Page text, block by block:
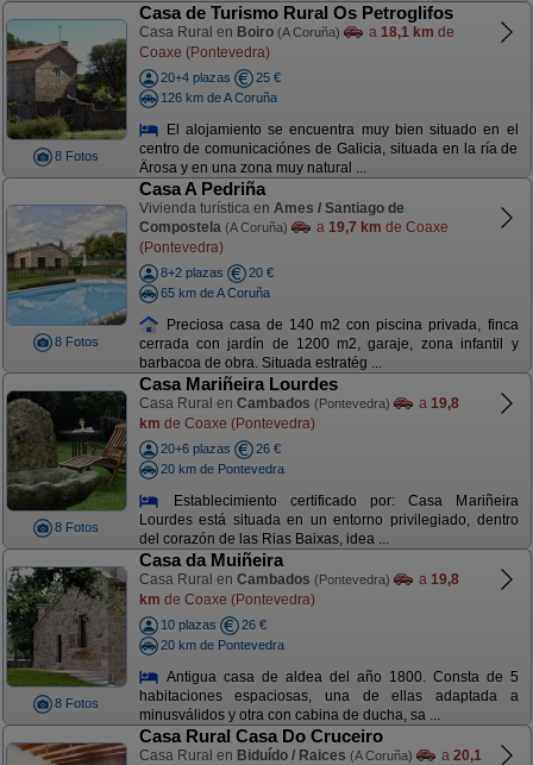
8 Fotos
Casa de Turismo Rural Os Petroglifos
Casa Rural en Boiro (A Coruña) a 18,1 km de
Coaxe (Pontevedra)
20+4 plazas
25 €
126 km de A Coruña
El alojamiento se encuentra muy bien situado en el
centro de comunicaciónes de Galicia, situada en la ría de
Ärosa y en una zona muy natural ...
8 Fotos
Casa A Pedriña
Vivienda turística en Ames / Santiago de
Compostela (A Coruña) a 19,7 km de Coaxe
(Pontevedra)
8+2 plazas
20 €
65 km de A Coruña
Preciosa casa de 140 m2 con piscina privada, finca
cerrada con jardín de 1200 m2, garaje, zona infantil y
barbacoa de obra. Situada estratég ...
8 Fotos
Casa Mariñeira Lourdes
Casa Rural en Cambados (Pontevedra) a 19,8
km de Coaxe (Pontevedra)
20+6 plazas
26 €
20 km de Pontevedra
Establecimiento certificado por: Casa Mariñeira
Lourdes está situada en un entorno privilegiado, dentro
del corazón de las Rias Baixas, idea ...
8 Fotos
Casa da Muiñeira
Casa Rural en Cambados (Pontevedra) a 19,8
km de Coaxe (Pontevedra)
10 plazas
26 €
20 km de Pontevedra
Antigua casa de aldea del año 1800. Consta de 5
habitaciones espaciosas, una de ellas adaptada a
minusválidos y otra con cabina de ducha, sa ...
Casa Rural Casa Do Cruceiro
Casa Rural en Biduído / Raices (A Coruña) a 20,1